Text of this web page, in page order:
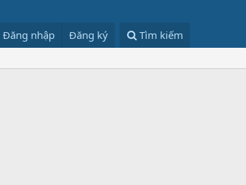
Đăng nhập Đăng ký Tìm kiếm